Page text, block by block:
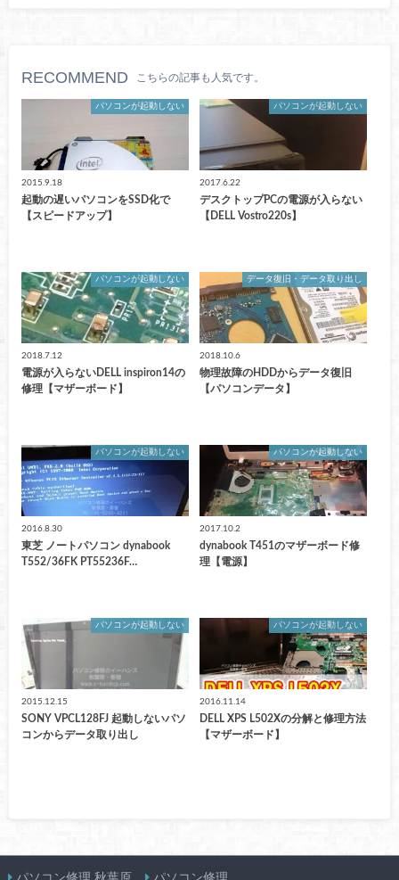
RECOMMEND こちらの記事も人気です。
パソコンが起動しない
2015.9.18
起動の遅いパソコンをSSD化で
【スピードアップ】
パソコンが起動しない
2017.6.22
デスクトップPCの電源が入らない
【DELL Vostro220s】
パソコンが起動しない
2018.7.12
電源が入らないDELL inspiron14の
修理【マザーボード】
データ復旧・データ取り出し
2018.10.6
物理故障のHDDからデータ復旧
【パソコンデータ】
パソコンが起動しない
2016.8.30
東芝 ノートパソコン dynabook
T552/36FK PT55236F…
パソコンが起動しない
2017.10.2
dynabook T451のマザーボード修
理【電源】
パソコンが起動しない
2015.12.15
SONY VPCL128FJ 起動しないパソ
コンからデータ取り出し
パソコンが起動しない
2016.11.14
DELL XPS L502Xの分解と修理方法
【マザーボード】